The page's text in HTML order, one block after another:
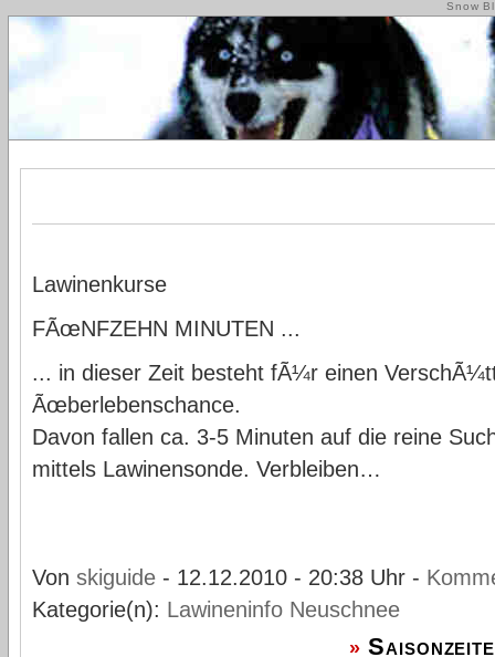
Snow
Lawinenkurse
FÃœNFZEHN MINUTEN ...
... in dieser Zeit besteht fÃ¼r einen
Ãœberlebenschance.
Davon fallen ca. 3-5 Minuten auf die reine
mittels Lawinensonde. Verbleiben…
Von skiguide- 12.12.2010 - 20:38 Uhr -
Kategorie(n): Lawineninfo Neuschnee
»